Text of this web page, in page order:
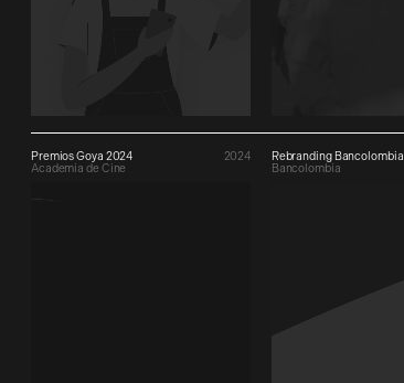
Premios Goya 2024
2024
Academia de Cine
Rebranding Bancolombia
Bancolombia